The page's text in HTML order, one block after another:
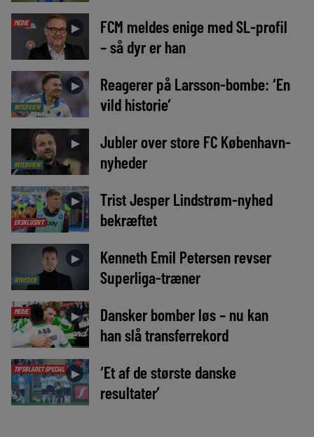
MEDIE ►
FCM meldes enige med SL-profil
– så dyr er han
INTERVIEW
►
Reagerer på Larsson-bombe: ‘En
vild historie’
INTERVIEW
►
Jubler over store FC København-
nyheder
EKSKLUSIVT
►
Trist Jesper Lindstrøm-nyhed
bekræftet
NYHEDER
►
Kenneth Emil Petersen revser
Superliga-træner
MEDIE ►
Dansker bomber løs – nu kan
han slå transferrekord
TIPSBLADET SPECIAL ►
‘Et af de største danske
resultater’